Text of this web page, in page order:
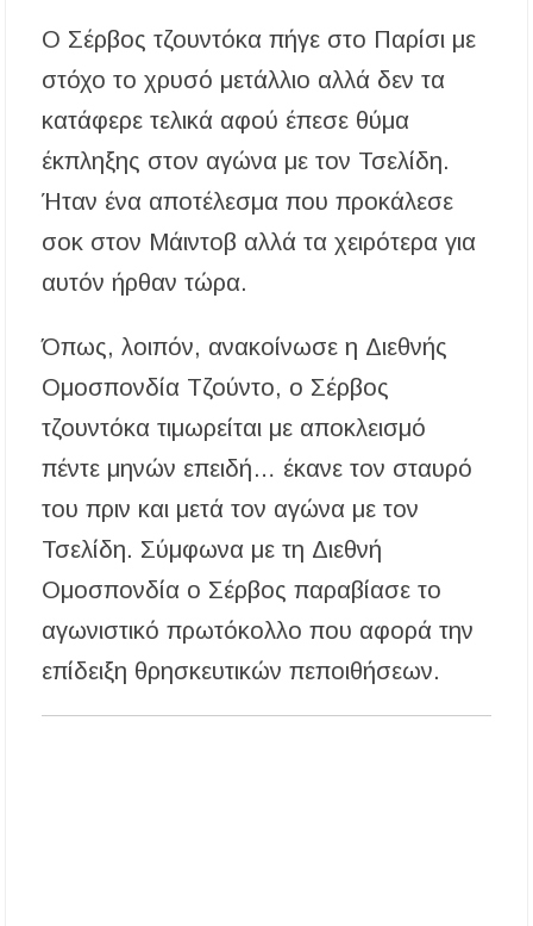
με την ορχήστρα «Το Λαϊκόν»
Υποχρεωτικά μέσω τράπεζας τα ενοίκια από
την 1η Οκτωβρίου 2026 – Τι αλλάζει για
ιδιοκτήτες και ενοικιαστές
Έως 30.000 ευρώ επιδότηση για αγορά
ηλεκτρικού οχήματος – Ποιοι είναι οι
περίοδος και πόσο κοστίζει η άδεια θήρας
υποβολής προτάσεων στο πλαίσιο του LEADER
Χαλκιδική: Διάσωση 49χρονης Γερμανίδας σε
δύσβατο σημείο στη Συκιά
Ο Σέρβος τζουντόκα πήγε στο Παρίσι με
στόχο το χρυσό μετάλλιο αλλά δεν τα
κατάφερε τελικά αφού έπεσε θύμα
έκπληξης στον αγώνα με τον Τσελίδη.
Ήταν ένα αποτέλεσμα που προκάλεσε
σοκ στον Μάιντοβ αλλά τα χειρότερα για
αυτόν ήρθαν τώρα.
Όπως, λοιπόν, ανακοίνωσε η Διεθνής
Ομοσπονδία Τζούντο, ο Σέρβος
τζουντόκα τιμωρείται με αποκλεισμό
πέντε μηνών επειδή… έκανε τον σταυρό
του πριν και μετά τον αγώνα με τον
Τσελίδη. Σύμφωνα με τη Διεθνή
Ομοσπονδία ο Σέρβος παραβίασε το
αγωνιστικό πρωτόκολλο που αφορά την
επίδειξη θρησκευτικών πεποιθήσεων.